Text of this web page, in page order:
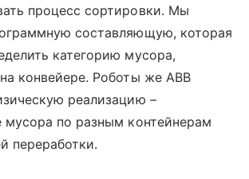
процесс сортировки. Мы
составляющую, которая
категорию мусора,
конвейере. Роботы же ABB
реализацию –
мусора по разным контейнерам
переработки.